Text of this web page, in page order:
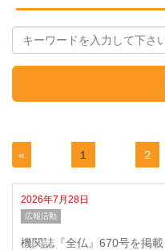
« １ ２
2026年7月28日
広報活動
機関誌『全仏』670号を掲載